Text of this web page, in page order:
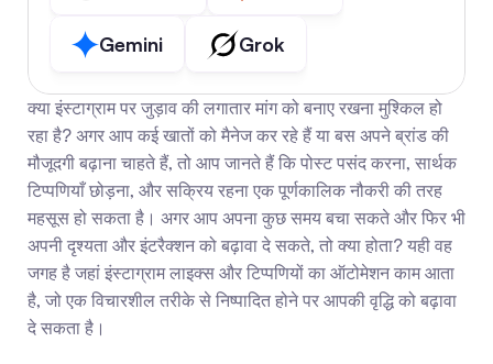
Gemini Grok
क्या इंस्टाग्राम पर जुड़ाव की लगातार मांग को बनाए रखना मुश्किल हो
रहा है? अगर आप कई खातों को मैनेज कर रहे हैं या बस अपने ब्रांड की
मौजूदगी बढ़ाना चाहते हैं, तो आप जानते हैं कि पोस्ट पसंद करना, सार्थक
टिप्पणियाँ छोड़ना, और सक्रिय रहना एक पूर्णकालिक नौकरी की तरह
महसूस हो सकता है। अगर आप अपना कुछ समय बचा सकते और फिर भी
अपनी दृश्यता और इंटरैक्शन को बढ़ावा दे सकते, तो क्या होता? यही वह
जगह है जहां इंस्टाग्राम लाइक्स और टिप्पणियों का ऑटोमेशन काम आता
है, जो एक विचारशील तरीके से निष्पादित होने पर आपकी वृद्धि को बढ़ावा
दे सकता है।